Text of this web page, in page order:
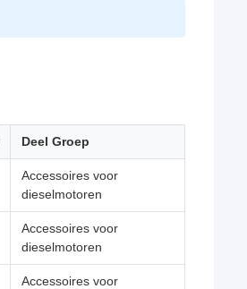
Deel Groep
Accessoires voor
dieselmotoren
Accessoires voor
dieselmotoren
Accessoires voor